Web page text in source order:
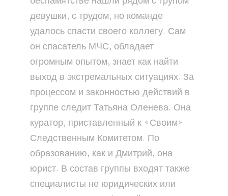
девушки, с трудом, но команде
удалось спасти своего коллегу. Сам
он спасатель МЧС, обладает
огромным опытом, знает как найти
выход в экстремальных ситуациях. За
процессом и законностью действий в
группе следит Татьяна Оленева. Она
куратор, приставленный к «Своим»
Следственным Комитетом. По
образованию, как и Дмитрий, она
юрист. В состав группы входят также
специалисты не юридических или